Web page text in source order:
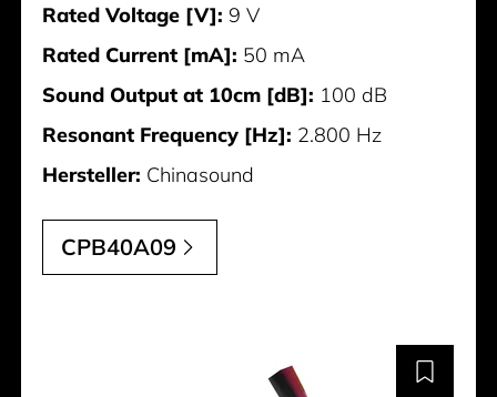
Rated Voltage [V]: 9 V
Rated Current [mA]: 50 mA
Sound Output at 10cm [dB]: 100 dB
Resonant Frequency [Hz]: 2.800 Hz
Hersteller: Chinasound
CPB40A09